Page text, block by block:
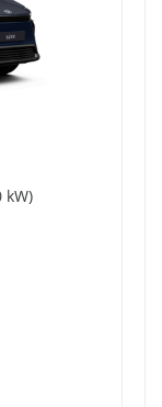
kW)